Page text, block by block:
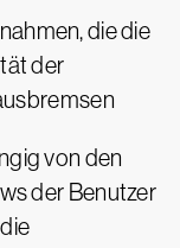
die die
der
von den
der Benutzer